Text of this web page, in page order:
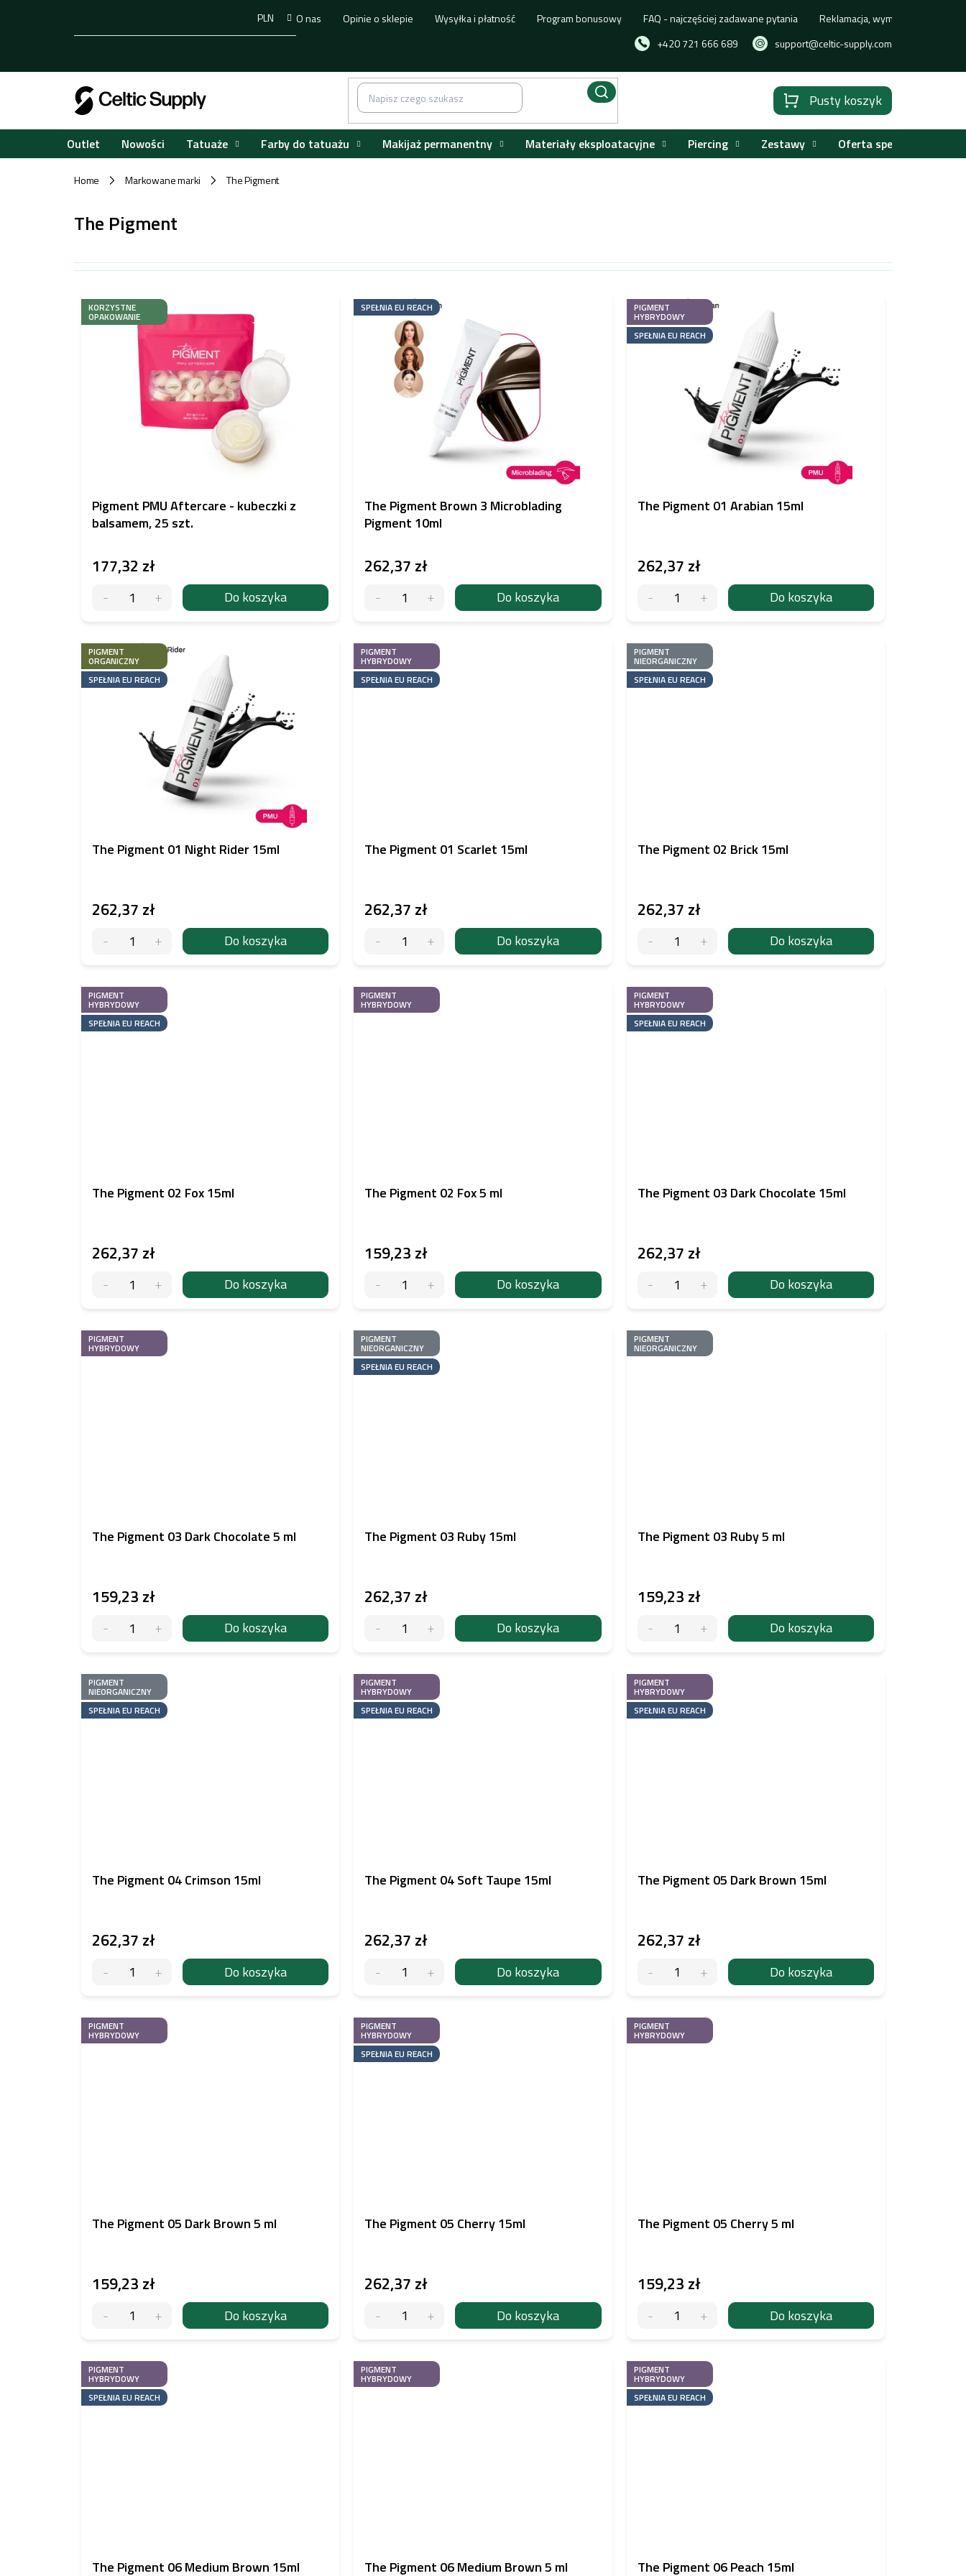
+420 721 666 689 support@celtic-supply.com
O nas Opinie o sklepie Wysyłka i płatność Program bonusowy FAQ - najczęściej zadawane pytania Reklamacja, wymiana lub zwrot
PLN
KoszykPusty koszyk
Outlet Nowości Tatuaże Farby do tatuażu Makijaż permanentny Materiały eksploatacyjne Piercing Zestawy Oferta specjalna
Home / Markowane marki / The Pigment
The Pigment
KORZYSTNE
OPAKOWANIE
Pigment PMU Aftercare - kubeczki z
balsamem, 25 szt.
177,32 zł
Do koszyka
SPEŁNIA EU REACH
The Pigment Brown 3 Microblading
Pigment 10ml
262,37 zł
Do koszyka
PIGMENT
HYBRYDOWY
SPEŁNIA EU REACH
The Pigment 01 Arabian 15ml
262,37 zł
Do koszyka
PIGMENT
ORGANICZNY
SPEŁNIA EU REACH
The Pigment 01 Night Rider 15ml
262,37 zł
Do koszyka
PIGMENT
HYBRYDOWY
SPEŁNIA EU REACH
The Pigment 01 Scarlet 15ml
262,37 zł
Do koszyka
PIGMENT
NIEORGANICZNY
SPEŁNIA EU REACH
The Pigment 02 Brick 15ml
262,37 zł
Do koszyka
PIGMENT
HYBRYDOWY
SPEŁNIA EU REACH
The Pigment 02 Fox 15ml
262,37 zł
Do koszyka
PIGMENT
HYBRYDOWY
The Pigment 02 Fox 5 ml
159,23 zł
Do koszyka
PIGMENT
HYBRYDOWY
SPEŁNIA EU REACH
The Pigment 03 Dark Chocolate 15ml
262,37 zł
Do koszyka
PIGMENT
HYBRYDOWY
The Pigment 03 Dark Chocolate 5 ml
159,23 zł
Do koszyka
PIGMENT
NIEORGANICZNY
SPEŁNIA EU REACH
The Pigment 03 Ruby 15ml
262,37 zł
Do koszyka
PIGMENT
NIEORGANICZNY
The Pigment 03 Ruby 5 ml
159,23 zł
Do koszyka
PIGMENT
NIEORGANICZNY
SPEŁNIA EU REACH
The Pigment 04 Crimson 15ml
262,37 zł
Do koszyka
PIGMENT
HYBRYDOWY
SPEŁNIA EU REACH
The Pigment 04 Soft Taupe 15ml
262,37 zł
Do koszyka
PIGMENT
HYBRYDOWY
SPEŁNIA EU REACH
The Pigment 05 Dark Brown 15ml
262,37 zł
Do koszyka
PIGMENT
HYBRYDOWY
The Pigment 05 Dark Brown 5 ml
159,23 zł
Do koszyka
PIGMENT
HYBRYDOWY
SPEŁNIA EU REACH
The Pigment 05 Cherry 15ml
262,37 zł
Do koszyka
PIGMENT
HYBRYDOWY
The Pigment 05 Cherry 5 ml
159,23 zł
Do koszyka
PIGMENT
HYBRYDOWY
SPEŁNIA EU REACH
The Pigment 06 Medium Brown 15ml
PIGMENT
HYBRYDOWY
The Pigment 06 Medium Brown 5 ml
PIGMENT
HYBRYDOWY
SPEŁNIA EU REACH
The Pigment 06 Peach 15ml